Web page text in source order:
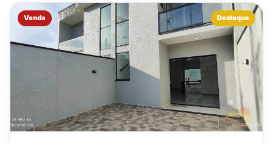
Venda Destaque